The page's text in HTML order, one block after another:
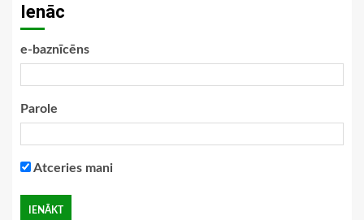
Ienāc
e-baznīcēns
Parole
Atceries mani